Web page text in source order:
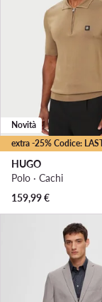
extra -25% Codice:
Novità
HUGO
Polo · Cachi
159,99€